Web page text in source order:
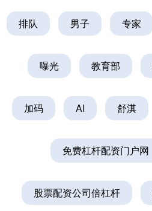
排队 男子 专家
曝光 教育部
加码 AI 舒淇
免费杠杆配资门户网
股票配资公司倍杠杆